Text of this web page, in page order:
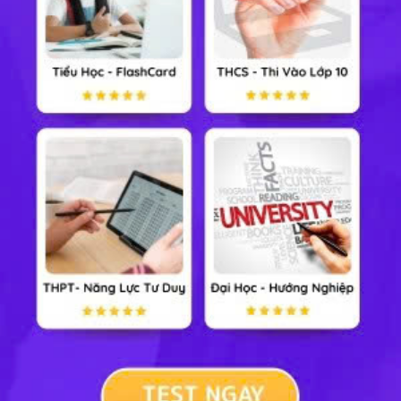
Lịch sử 12
Địa lý 12
GDCD 12
Công nghệ 12
Cộng đồng
Xem nhiều nhất tuần
Tiểu Học
Lớp 8
Lớp 10
Lớp 11
Đại Học